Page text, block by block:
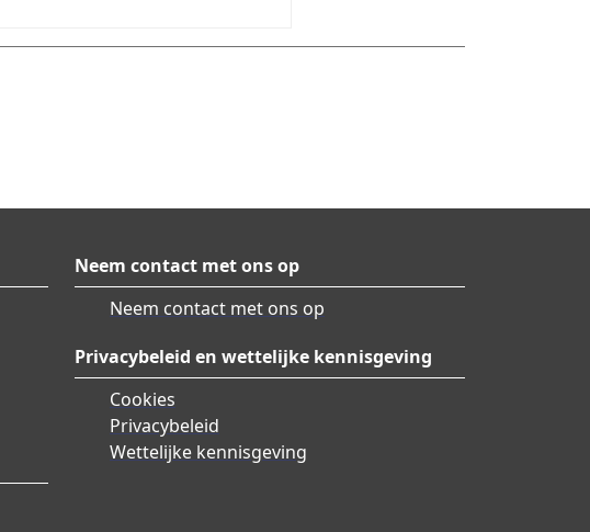
Neem contact met ons op
Neem contact met ons op
Privacybeleid en wettelijke kennisgeving
Cookies
Privacybeleid
Wettelijke kennisgeving